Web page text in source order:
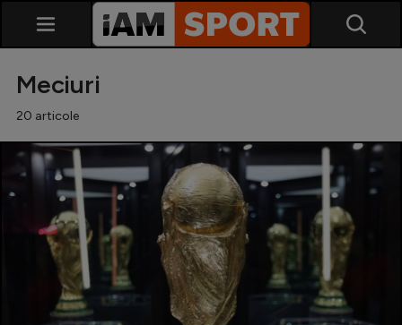
SuperLiga
Liga 2
Cupa României
Meciuri
20 articole